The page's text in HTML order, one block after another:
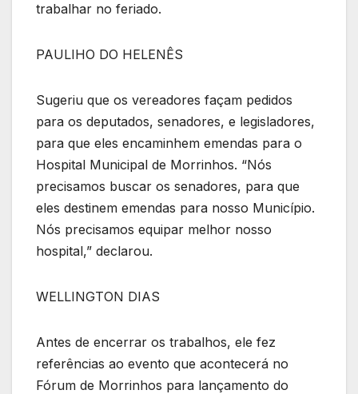
trabalhar no feriado.
PAULIHO DO HELENÊS
Sugeriu que os vereadores façam pedidos
para os deputados, senadores, e legisladores,
para que eles encaminhem emendas para o
Hospital Municipal de Morrinhos. “Nós
precisamos buscar os senadores, para que
eles destinem emendas para nosso Município.
Nós precisamos equipar melhor nosso
hospital,” declarou.
WELLINGTON DIAS
Antes de encerrar os trabalhos, ele fez
referências ao evento que acontecerá no
Fórum de Morrinhos para lançamento do